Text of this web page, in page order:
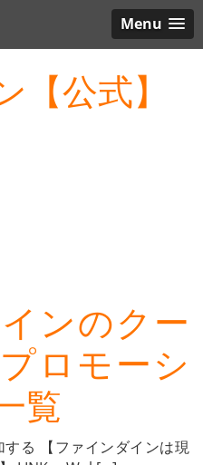
Menu
【公式】
ンのクー
ロモーシ
覧
る 【ファインダインは現